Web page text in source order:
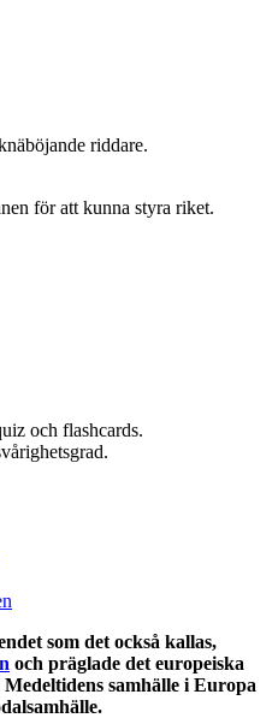
för att kunna styra riket.
och flashcards.
som det också kallas,
och präglade det europeiska
samhälle i Europa